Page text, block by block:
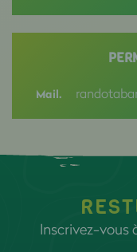
Mail.
Inscrivez-vous